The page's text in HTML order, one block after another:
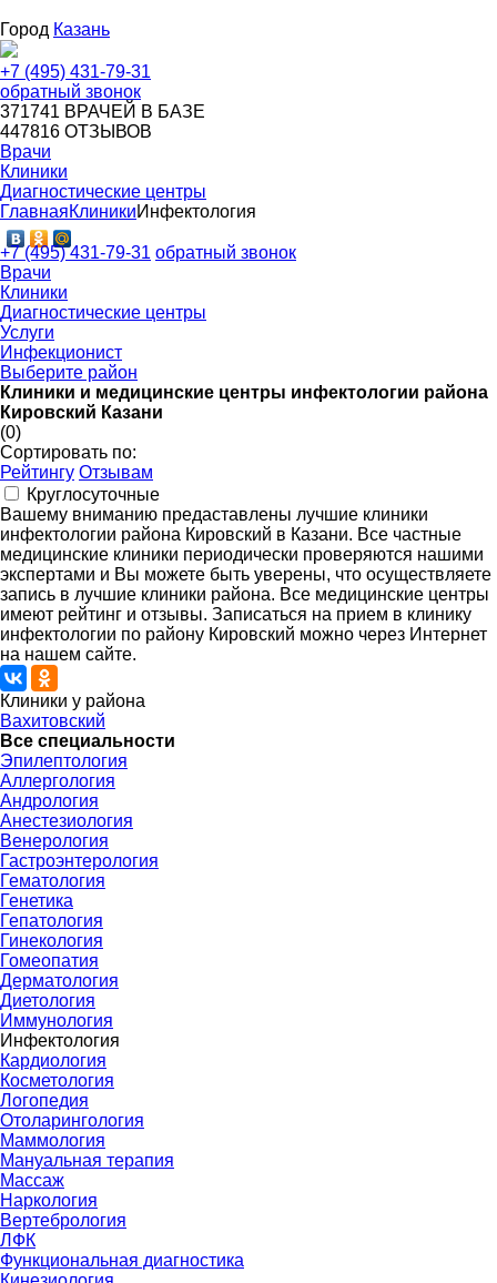
Город Казань
+7 (495) 431-79-31
обратный звонок
371741 ВРАЧЕЙ В БАЗЕ
447816 ОТЗЫВОВ
Врачи
Клиники
Диагностические центры
ГлавнаяКлиникиИнфектология
+7 (495) 431-79-31 обратный звонок
Врачи
Клиники
Диагностические центры
Услуги
Инфекционист
Выберите район
Клиники и медицинские центры инфектологии района
Кировский Казани
(0)
Сортировать по:
Рейтингу Отзывам
Круглосуточные
Вашему вниманию предаставлены лучшие клиники
инфектологии района Кировский в Казани. Все частные
медицинские клиники периодически проверяются нашими
экспертами и Вы можете быть уверены, что осуществляете
запись в лучшие клиники района. Все медицинские центры
имеют рейтинг и отзывы. Записаться на прием в клинику
инфектологии по району Кировский можно через Интернет
на нашем сайте.
Клиники у района
Вахитовский
Все специальности
Эпилептология
Аллергология
Андрология
Анестезиология
Венерология
Гастроэнтерология
Гематология
Генетика
Гепатология
Гинекология
Гомеопатия
Дерматология
Диетология
Иммунология
Инфектология
Кардиология
Косметология
Логопедия
Отоларингология
Маммология
Мануальная терапия
Массаж
Наркология
Вертебрология
ЛФК
Функциональная диагностика